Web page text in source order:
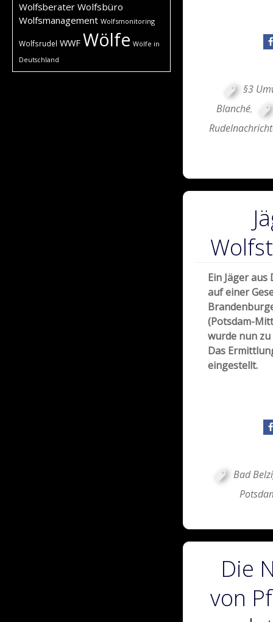
Wolfsberater Wolfsbüro
Wolfsmanagement Wolfsmonitoring
Wolfsrudel WWF Wölfe Wölfe in
Deutschland
§3
Blanché,
Ein Jäger
auf einer
(Potsdam-
wurde nun
Das
eingestellt.
Bad
Die
von